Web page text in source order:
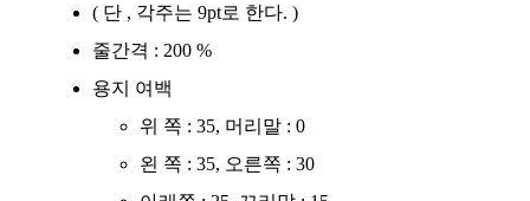
( 단 , 각주는 9pt로 한다. )
줄간격 : 200 %
용지 여백
위 쪽 : 35, 머리말 : 0
왼 쪽 : 35, 오른쪽 : 30